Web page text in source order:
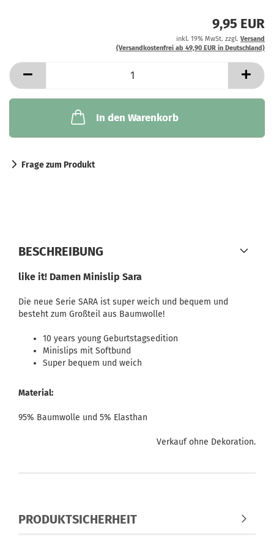
9,95 EUR
inkl. 19% MwSt. zzgl. Versand
(Versandkostenfrei ab 49,90 EUR in Deutschland)
In den Warenkorb
Frage zum Produkt
BESCHREIBUNG
like it! Damen Minislip Sara
Die neue Serie SARA ist super weich und bequem und
besteht zum Großteil aus Baumwolle!
10 years young Geburtstagsedition
Minislips mit Softbund
Super bequem und weich
Material:
95% Baumwolle und 5% Elasthan
Verkauf ohne Dekoration.
PRODUKTSICHERHEIT